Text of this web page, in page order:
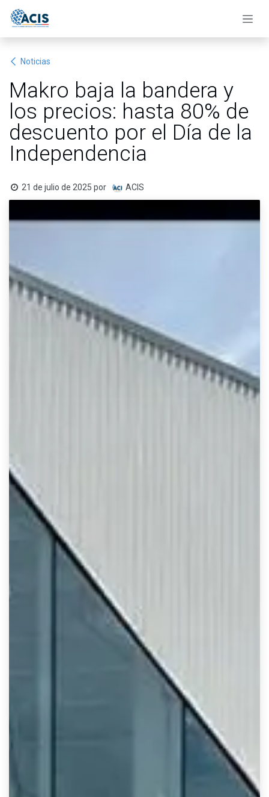
Noticias
Makro baja la bandera y
los precios: hasta 80% de
descuento por el Día de la
Independencia
21 de julio de 2025 por ACIS